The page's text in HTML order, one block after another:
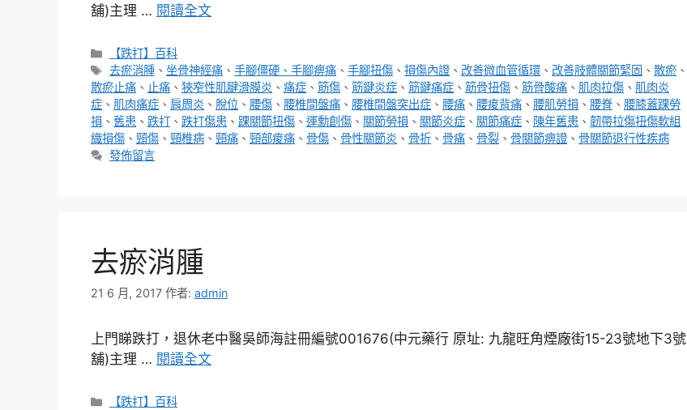
舖)主理 … 閱讀全文
分
類
【跌打】百科
標
籤
去瘀消腫 、坐骨神經痛 、手腳僵硬、手腳痹痛 、手腳扭傷 、損傷內證 、 改善微血管循環 、 改善肢體關節緊固 、散瘀 、
散瘀止痛 、 止痛 、 狹窄性肌腱滑膜炎 、 痛症 、 筋傷 、 筋鍵炎症 、 筋鍵痛症 、 筋骨扭傷 、 筋骨酸痛 、 肌肉拉傷 、 肌肉炎
症 、 肌肉痛症 、 肩周炎 、 脫位 、 腰傷 、 腰椎間盤痛 、 腰椎間盤突出症 、 腰痛 、 腰痠背痛 、 腰肌勞損 、 腰脊 、 腰膝蓋踝勞
損 、 舊患 、 跌打 、 跌打傷患 、 踝關節扭傷 、 運勳創傷 、 關節勞損 、 關節炎症 、 關節痛症 、 陳年舊患 、 韌帶拉傷扭傷軟組
織損傷 、 頸傷 、 頸椎病 、 頸痛 、 頸部痠痛 、 骨傷 、 骨性關節炎 、 骨折 、 骨痛 、 骨裂 、 骨關節痹證 、 骨關節退行性疾病
發佈留言
去瘀消腫
21 6 月, 2017 作者: admin
上門睇跌打，退休老中醫吳師海註冊編號001676(中元藥行 原址: 九龍旺角煙廠街15-23號地下3號
舖)主理 … 閱讀全文
分【跌打】百科